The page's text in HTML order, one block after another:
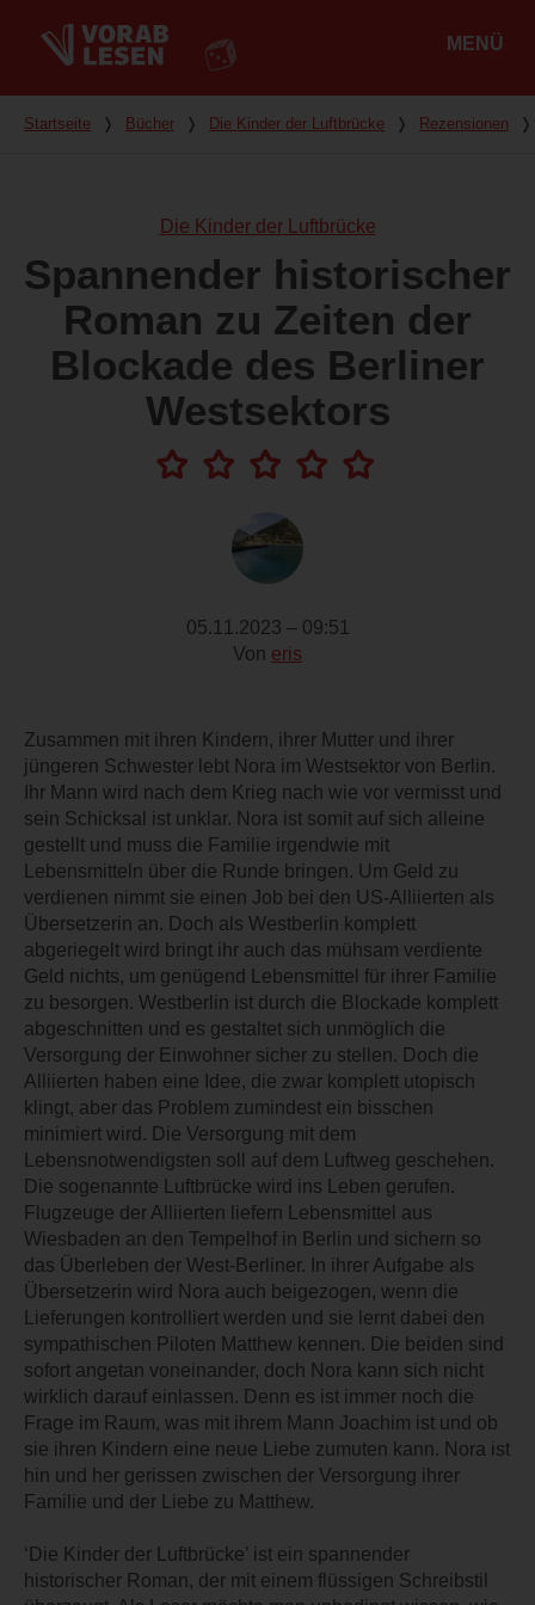
MENÜ
Du bist hier
Startseite ❭ Bücher ❭ Die Kinder der Luftbrücke ❭ Rezensionen ❭
Die Kinder der Luftbrücke
Spannender historischer
Roman zu Zeiten der
Blockade des Berliner
Westsektors
05.11.2023 – 09:51
Von eris
Zusammen mit ihren Kindern, ihrer Mutter und ihrer
jüngeren Schwester lebt Nora im Westsektor von Berlin.
Ihr Mann wird nach dem Krieg nach wie vor vermisst und
sein Schicksal ist unklar. Nora ist somit auf sich alleine
gestellt und muss die Familie irgendwie mit
Lebensmitteln über die Runde bringen. Um Geld zu
verdienen nimmt sie einen Job bei den US-Alliierten als
Übersetzerin an. Doch als Westberlin komplett
abgeriegelt wird bringt ihr auch das mühsam verdiente
Geld nichts, um genügend Lebensmittel für ihrer Familie
zu besorgen. Westberlin ist durch die Blockade komplett
abgeschnitten und es gestaltet sich unmöglich die
Versorgung der Einwohner sicher zu stellen. Doch die
Alliierten haben eine Idee, die zwar komplett utopisch
klingt, aber das Problem zumindest ein bisschen
minimiert wird. Die Versorgung mit dem
Lebensnotwendigsten soll auf dem Luftweg geschehen.
Die sogenannte Luftbrücke wird ins Leben gerufen.
Flugzeuge der Alliierten liefern Lebensmittel aus
Wiesbaden an den Tempelhof in Berlin und sichern so
das Überleben der West-Berliner. In ihrer Aufgabe als
Übersetzerin wird Nora auch beigezogen, wenn die
Lieferungen kontrolliert werden und sie lernt dabei den
sympathischen Piloten Matthew kennen. Die beiden sind
sofort angetan voneinander, doch Nora kann sich nicht
wirklich darauf einlassen. Denn es ist immer noch die
Frage im Raum, was mit ihrem Mann Joachim ist und ob
sie ihren Kindern eine neue Liebe zumuten kann. Nora ist
hin und her gerissen zwischen der Versorgung ihrer
Familie und der Liebe zu Matthew.
‘Die Kinder der Luftbrücke’ ist ein spannender
historischer Roman, der mit einem flüssigen Schreibstil